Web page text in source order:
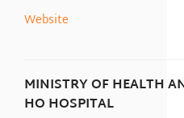
Website
MINISTRY OF HEALTH
HO HOSPITAL